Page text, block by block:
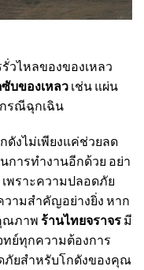
วไหลของของเหลว
บของเหลว เช่น แผ่น
รณีฉุกเฉิน
ดังไม่เพียงแค่ช่วยลด
การทำงานอีกด้วย อย่า
พราะความปลอดภัย
ามสำคัญอย่างยิ่ง หาก
ณภาพ ร้านไทยจราจร มี
ย์ทุกความต้องการ
ภัยสำหรับโกดังของคุณ